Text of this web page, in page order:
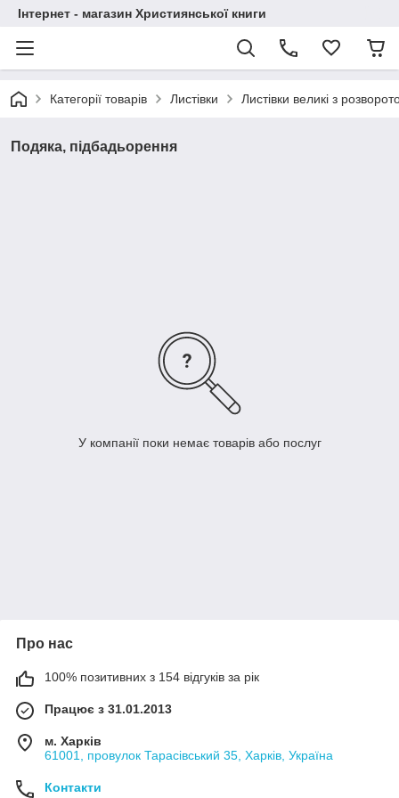
Інтернет - магазин Християнської книги
Категорії товарів Листівки Листівки великі з
Подяка, підбадьорення
У компанії поки немає товарів або послуг
Про нас
100% позитивних з 154 відгуків за рік
Працює з 31.01.2013
м. Харків
61001, провулок Тарасівський 35, Харків, Україна
Контакти